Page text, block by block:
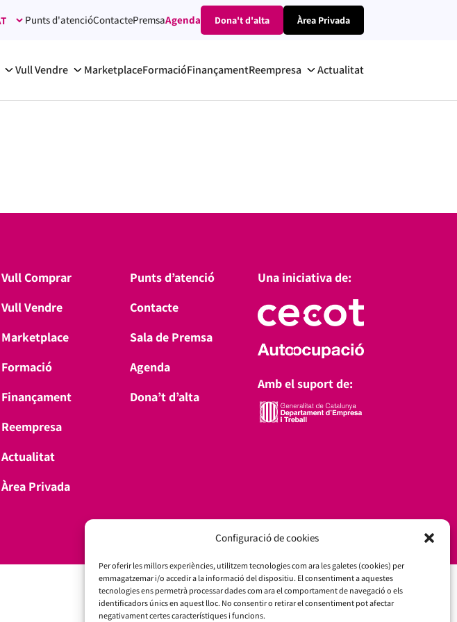
Configuració de cookies
Per oferir les millors experiències, utilitzem tecnologies com ara les galetes (cookies) per
emmagatzemar i/o accedir a la informació del dispositiu. El consentiment a aquestes
tecnologies ens permetrà processar dades com ara el comportament de navegació o els
identificadors únics en aquest lloc. No consentir o retirar el consentiment pot afectar
negativament certes característiques i funcions.
Punts d'atencióContactePremsaAgenda Dona't d'alta Àrea Privada
Vull Vendre MarketplaceFormacióFinançamentReempresa Actualitat
Vull Comprar
Vull Vendre
Marketplace
Formació
Finançament
Reempresa
Actualitat
Àrea Privada
Punts d’atenció
Contacte
Sala de Premsa
Agenda
Dona’t d’alta
Una iniciativa de:
Amb el suport de: